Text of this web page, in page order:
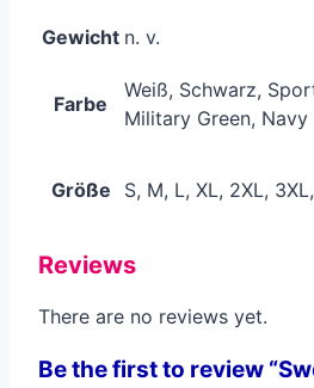
Gewicht n. v.
Farbe
Weiß, Schwarz,
Military Green, Navy
Größe S, M, L, XL, 2XL,
Reviews
There are no reviews yet.
Be the first to review